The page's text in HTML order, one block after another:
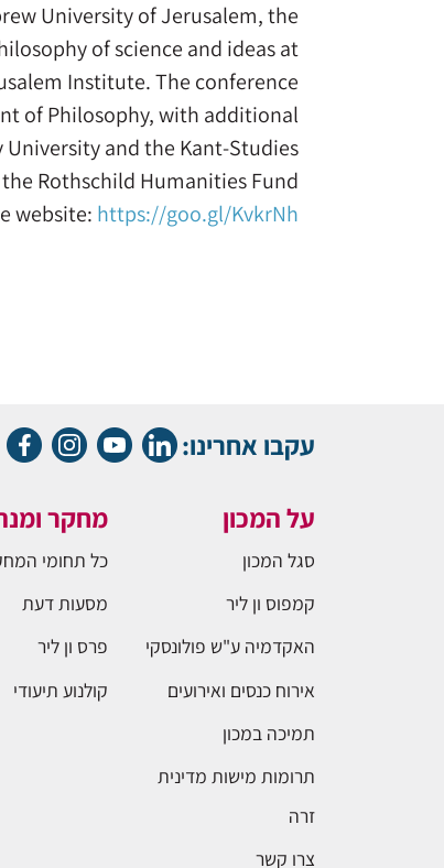
University of Jerusalem, the
of science and ideas at
Institute. The conference
of Philosophy, with additional
and the Kant-Studies
Rothschild Humanities Fund
website: https://goo.gl/KvkrNh
עקבו אחרינו:
על המכון
סגל המכון
קמפוס ון ליר
האקדמיה ע"ש פולונסקי
אירוח כנסים ואירועים
תמיכה במכון
תרומות מישות מדינית
זרה
צרו קשר
מחקר
כל תחומי
מסעות דעת
פרס ון ליר
קולנוע תיעודי